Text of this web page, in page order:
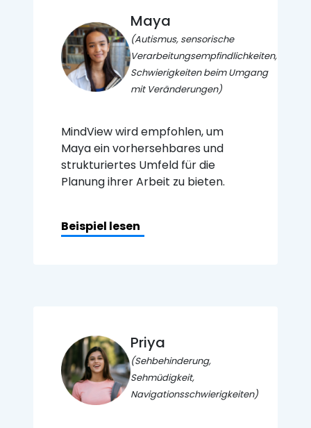
Maya
(Autismus, sensorische
Verarbeitungsempfindlichkeiten,
Schwierigkeiten beim Umgang
mit Veränderungen)
MindView wird empfohlen, um
Maya ein vorhersehbares und
strukturiertes Umfeld für die
Planung ihrer Arbeit zu bieten.
Beispiel lesen
Priya
(Sehbehinderung,
Sehmüdigkeit,
Navigationsschwierigkeiten)